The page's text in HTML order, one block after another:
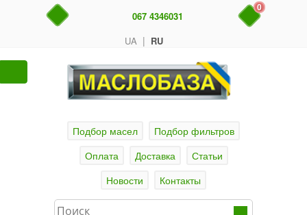
UA | RU
067 4346031
0
Подбор масел
Подбор фильтров
Оплата
Доставка
Статьи
Новости
Контакты